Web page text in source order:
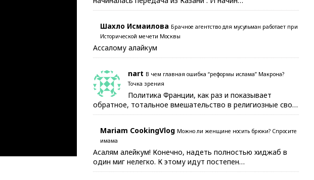
Шахло Исмаилова Брачное агентство для мусульман работает при
Исторической мечети Москвы
Ассалому алайкум
nart В чем главная ошибка “реформы ислама” Макрона?
Точка зрения
Политика Франции, как раз и показывает
обратное, тотальное вмешательство в религиозные сво…
Mariam CookingVlog Можно ли женщине носить брюки? Спросите
имама
Асалям алейкум! Конечно, надеть полностью хиджаб в
один миг нелегко. К этому идут постепен…